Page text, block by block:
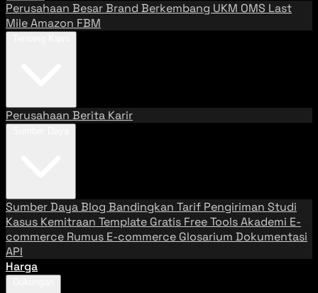
Perusahaan BesarBrand Berkembang UKM OMS Last
MileAmazon FBM
Perusahaan Berita Karir
Sumber DayaBlog Bandingkan Tarif Pengiriman Studi
Kasus Kemitraan Template Gratis Free ToolsAkademi E-
commerce Rumus E-commerce Glosarium Dokumentasi
API
Harga